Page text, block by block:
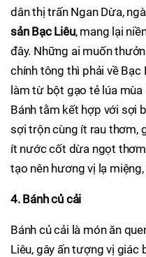
dân thị trấn Ngan Dừa,
sản Bạc Liêu, mang lại
đây. Những ai muốn
chính tông thì phải về
làm từ bột gạo tẻ lúa
Bánh tằm kết hợp với sợi
sợi trộn cùng ít rau thơm,
ít nước cốt dừa ngọt
tạo nên hương vị lạ
4. Bánh củ cải
Bánh củ cải là món ăn
Liêu, gây ấn tượng vị giác